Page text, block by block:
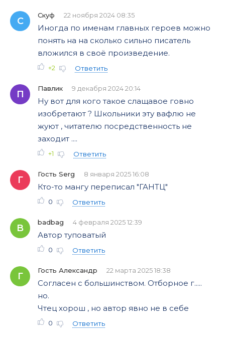
С
Скуф 22 ноября 2024 08:35
Иногда по именам главных героев можно
понять на на сколько сильно писатель
вложился в своё произведение.
+2 Ответить
П
Павлик 9 декабря 2024 20:14
Ну вот для кого такое слащавое говно
изобретают ? Школьники эту вафлю не
жуют , читателю посредственность не
заходит ....
+1 Ответить
Г
Гость Serg 8 января 2025 16:08
Кто-то мангу переписал "ГАНТЦ"
0 Ответить
B
badbag 4 февраля 2025 12:39
Автор туповатый
0 Ответить
Г
Гость Александр 22 марта 2025 18:38
Согласен с большинством. Отборное г.....
но.
Чтец хорош , но автор явно не в себе
0 Ответить